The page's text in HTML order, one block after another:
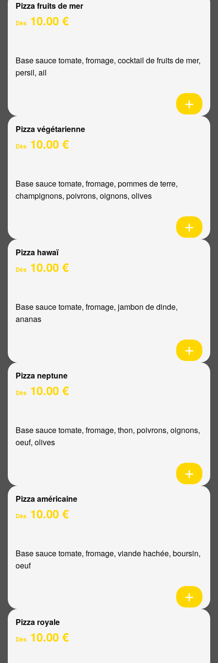
Pizza fruits de mer
Dès 10.00 €
Base sauce tomate, fromage, cocktail de fruits de mer,
persil, ail
Pizza végétarienne
Dès 10.00 €
Base sauce tomate, fromage, pommes de terre,
champignons, poivrons, oignons, olives
Pizza hawaï
Dès 10.00 €
Base sauce tomate, fromage, jambon de dinde,
ananas
Pizza neptune
Dès 10.00 €
Base sauce tomate, fromage, thon, poivrons, oignons,
oeuf, olives
Pizza américaine
Dès 10.00 €
Base sauce tomate, fromage, viande hachée, boursin,
oeuf
Pizza royale
Dès 10.00 €